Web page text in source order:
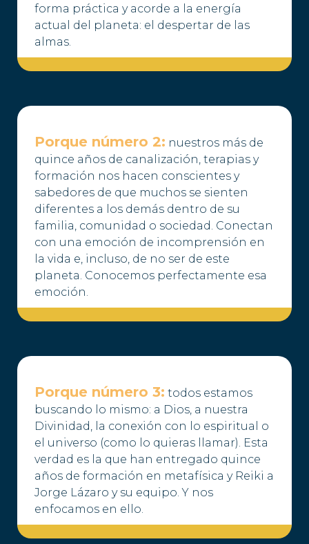
forma práctica y acorde a la energía
actual del planeta: el despertar de las
almas.
Porque número 2: nuestros más de
quince años de canalización, terapias y
formación nos hacen conscientes y
sabedores de que muchos se sienten
diferentes a los demás dentro de su
familia, comunidad o sociedad. Conectan
con una emoción de incomprensión en
la vida e, incluso, de no ser de este
planeta. Conocemos perfectamente esa
emoción.
Porque número 3: todos estamos
buscando lo mismo: a Dios, a nuestra
Divinidad, la conexión con lo espiritual o
el universo (como lo quieras llamar). Esta
verdad es la que han entregado quince
años de formación en metafísica y Reiki a
Jorge Lázaro y su equipo. Y nos
enfocamos en ello.